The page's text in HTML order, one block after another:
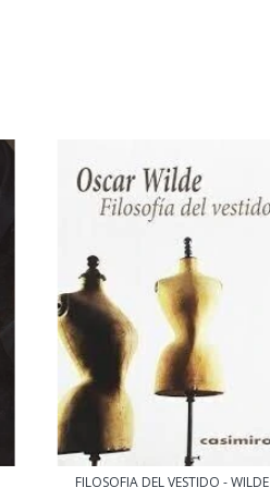
FILOSOFIA DEL VESTIDO - WILDE